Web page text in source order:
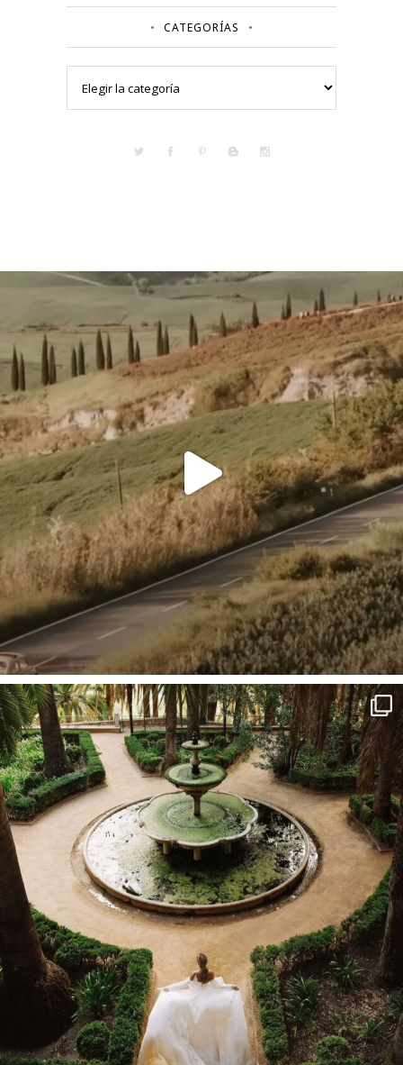
CATEGORÍAS